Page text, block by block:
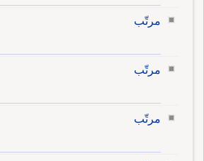
مرتّب
مرتّب
مرتّب